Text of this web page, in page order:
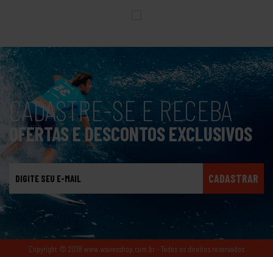
CADASTRE-SE E RECEBA
OFERTAS E DESCONTOS EXCLUSIVOS
CADASTRAR
Copyright © 2018 www.wavesshop.com.br - Todos os direitos reservados